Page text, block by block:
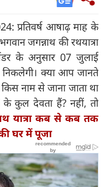
प्रतिवर्ष आषाढ़ माह के
जगन्नाथ की रथयात्रा
के अनुसार 07 जुलाई
निकलेगी। क्या आप जानते
नाम से जाना जाता था
कुल देवता हैं? नहीं, तो
यात्रा कब से कब तक
घर में पूजा